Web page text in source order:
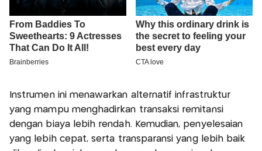
Instrumen ini menawarkan alternatif infrastruktur
yang mampu menghadirkan transaksi remitansi
dengan biaya lebih rendah. Kemudian, penyelesaian
yang lebih cepat, serta transparansi yang lebih baik